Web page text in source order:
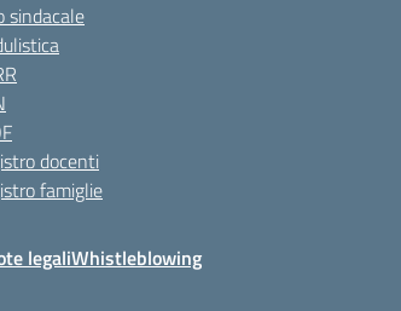
sindacale
docenti
famiglie
legaliWhistleblowing